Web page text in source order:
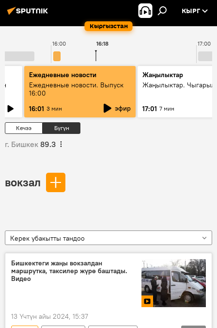
Кыргызстан
КЫРГ
16:00 17:00
16:18
Ежедневные новости
Ежедневные новости. Выпуск
16:00
16:01 3 мин эфир
Жаңылыктар
Жаңылыктар.
17:01 7 мин
Кечээ Бүгүн
г. Бишкек 89.3
вокзал
Керек убакытты тандоо
Бишкектеги жаңы вокзалдан
маршрутка, таксилер жүрө баштады.
Видео
13 Үчтүн айы 2024, 15:37